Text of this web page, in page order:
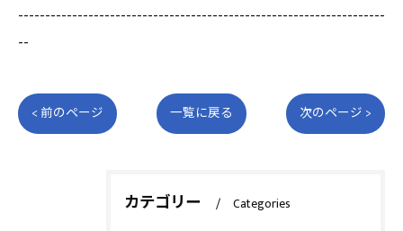
--------------------------------------------------------------------
--
< 前のページ 一覧に戻る 次のページ >
カテゴリー Categories